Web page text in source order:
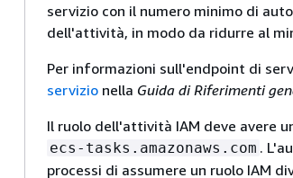
servizio con il numero minimo di
dell'attività, in modo da ridurre al
Per informazioni sull'endpoint di
servizio nella Guida di Riferimenti
Il ruolo dell'attività IAM deve avere
ecs-tasks.amazonaws.com .
processi di assumere un ruolo IAM